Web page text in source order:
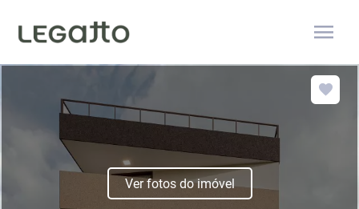
menu
Ver fotos do imóvel